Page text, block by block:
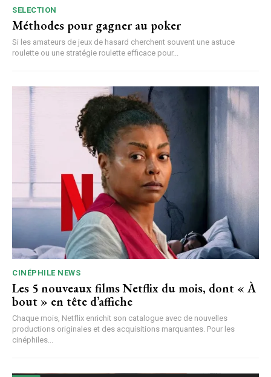
SELECTION
Méthodes pour gagner au poker
Si les amateurs de jeux de hasard cherchent souvent une astuce
roulette ou une stratégie roulette efficace pour...
CINÉPHILE NEWS
Les 5 nouveaux films Netflix du mois, dont « À
bout » en tête d’affiche
Chaque mois, Netflix enrichit son catalogue avec de nouvelles
productions originales et des acquisitions marquantes. Pour les
cinéphiles...